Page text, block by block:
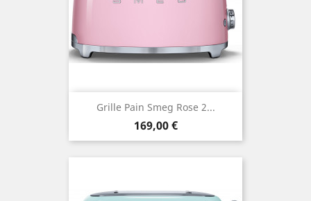
Grille Pain Smeg Rose 2...
Prix
169,00 €